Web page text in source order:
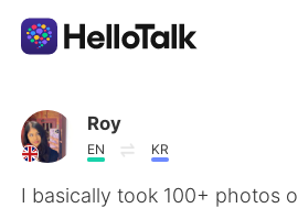
Sprachaustausch-App
AI Grammar Checker
Roy
EN KR
I basically took 100+ photos